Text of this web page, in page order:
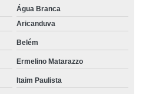
Água Branca
Aricanduva
Belém
Ermelino Matarazzo
Itaim Paulista